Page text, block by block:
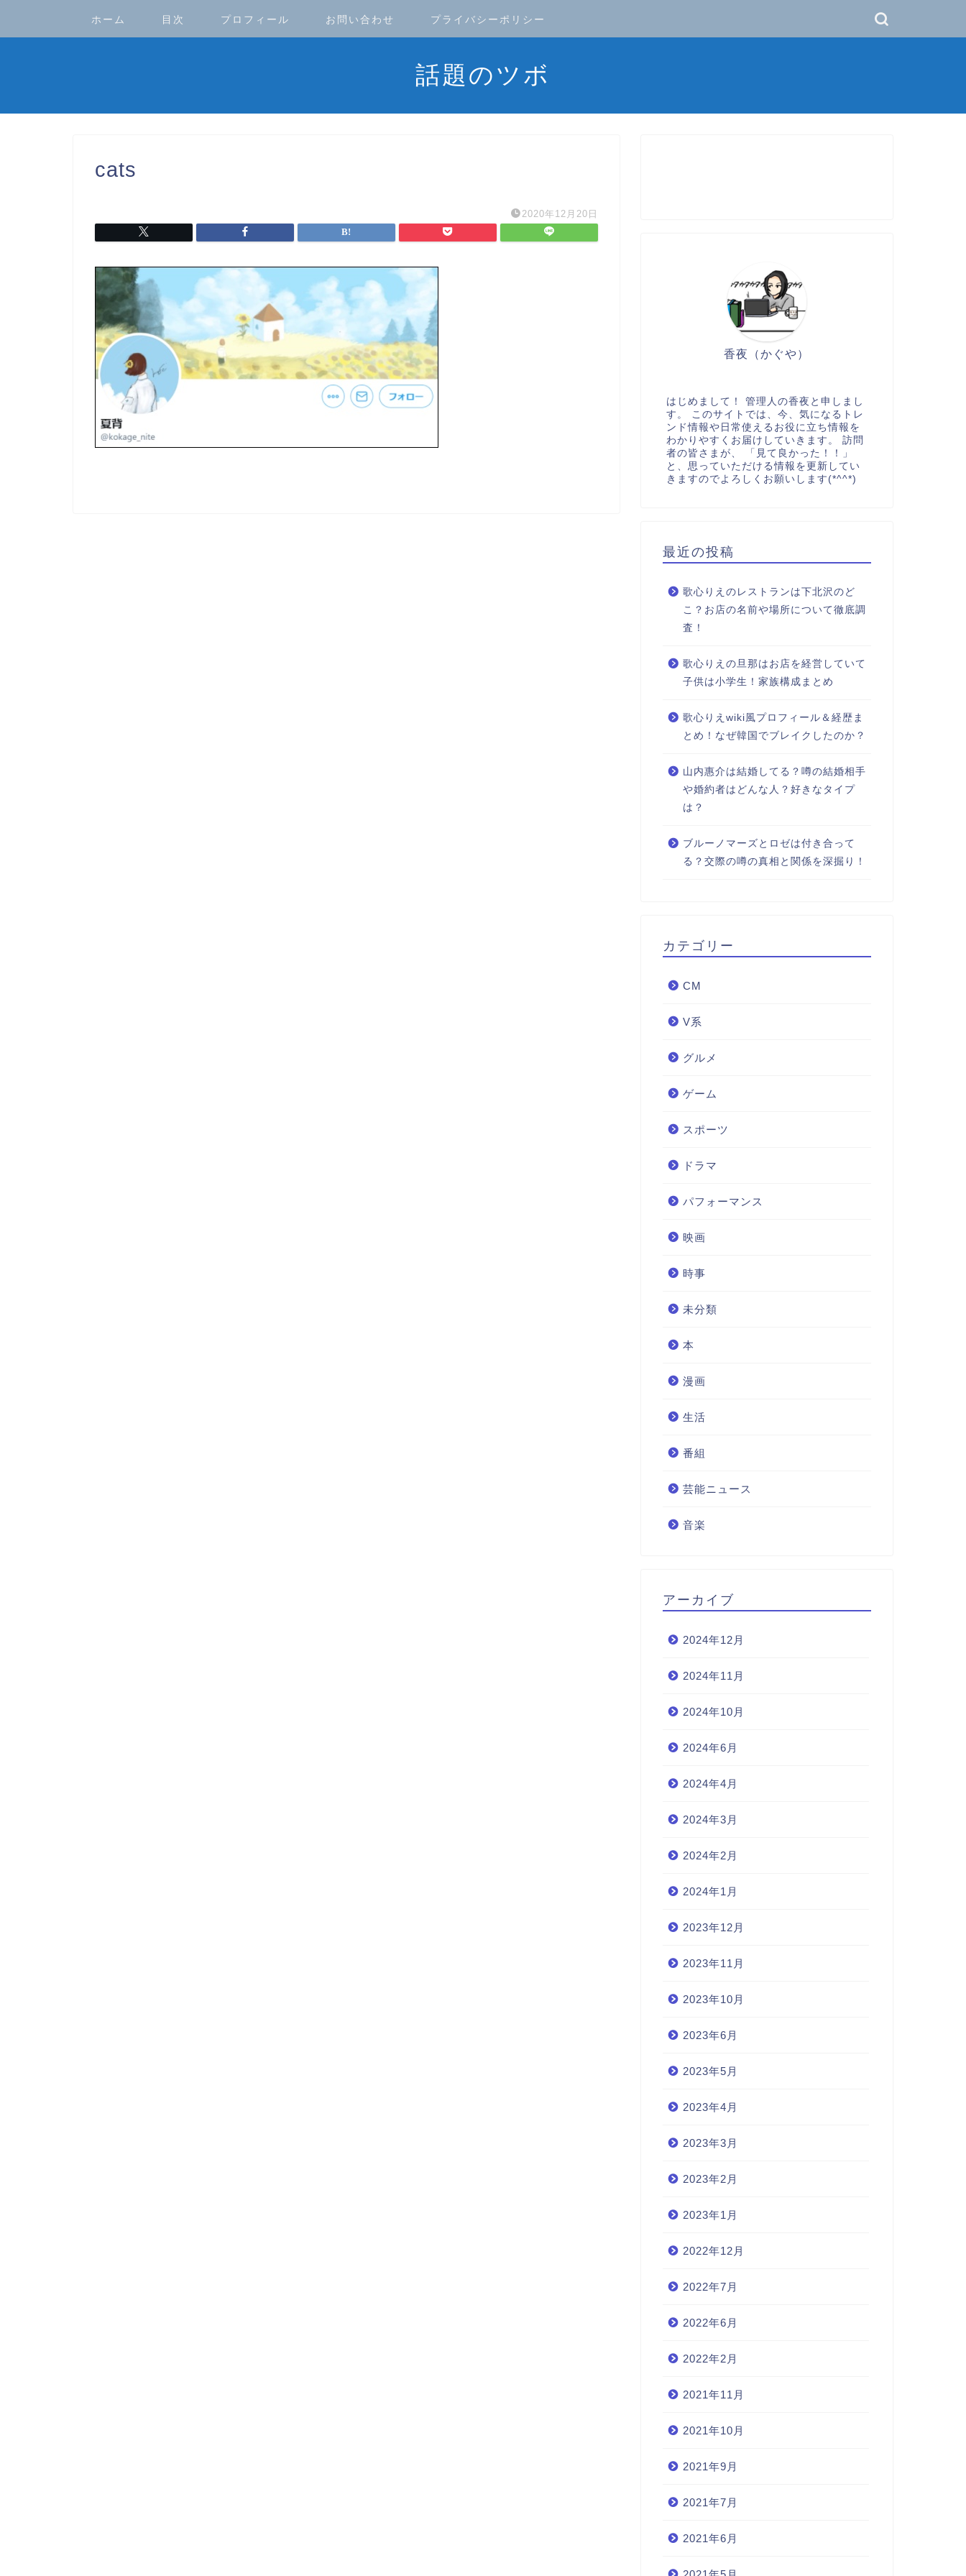
ホーム 目次 プロフィール お問い合わせ プライバシーポリシー
話題のツボ
cats
2020年12月20日
香夜（かぐや）
はじめまして！ 管理人の香夜と申しまし
す。 このサイトでは、今、気になるトレ
ンド情報や日常使えるお役に立ち情報を
わかりやすくお届けしていきます。 訪問
者の皆さまが、 「見て良かった！！」
と、思っていただける情報を更新してい
きますのでよろしくお願いします(*^^*)
最近の投稿
歌心りえのレストランは下北沢のど
こ？お店の名前や場所について徹底調
査！
歌心りえの旦那はお店を経営していて
子供は小学生！家族構成まとめ
歌心りえwiki風プロフィール＆経歴ま
とめ！なぜ韓国でブレイクしたのか？
山内惠介は結婚してる？噂の結婚相手
や婚約者はどんな人？好きなタイプ
は？
ブルーノマーズとロゼは付き合って
る？交際の噂の真相と関係を深掘り！
カテゴリー
CM
V系
グルメ
ゲーム
スポーツ
ドラマ
パフォーマンス
映画
時事
未分類
本
漫画
生活
番組
芸能ニュース
音楽
アーカイブ
2024年12月
2024年11月
2024年10月
2024年6月
2024年4月
2024年3月
2024年2月
2024年1月
2023年12月
2023年11月
2023年10月
2023年6月
2023年5月
2023年4月
2023年3月
2023年2月
2023年1月
2022年12月
2022年7月
2022年6月
2022年2月
2021年11月
2021年10月
2021年9月
2021年7月
2021年6月